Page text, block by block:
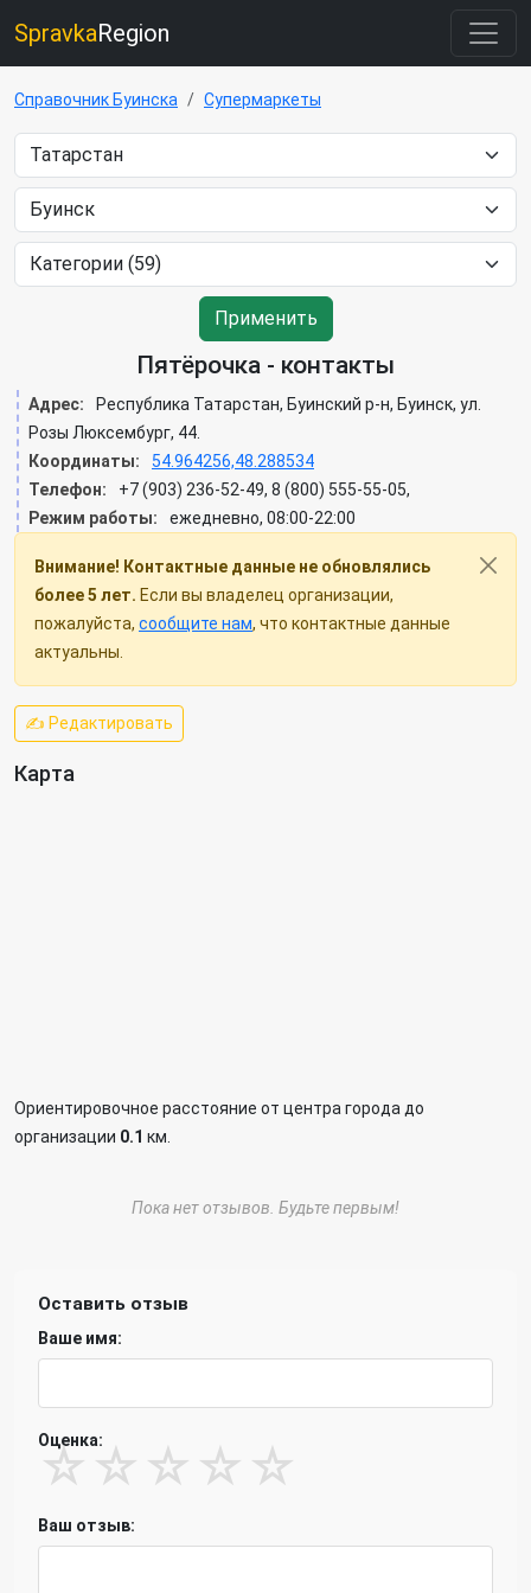
SpravkaRegion
Справочник Буинска Супермаркеты
Применить
Пятёрочка - контакты
Адрес:
Республика Татарстан, Буинский р-н, Буинск, ул.
Розы Люксембург, 44.
Координаты:
54.964256,48.288534
Телефон:
+7 (903) 236-52-49, 8 (800) 555-55-05,
Режим работы:
ежедневно, 08:00-22:00
Внимание! Контактные данные не обновлялись
более 5 лет. Если вы владелец организации,
пожалуйста, сообщите нам, что контактные данные
актуальны.
✍ Редактировать
Карта
Ориентировочное расстояние от центра города до
организации 0.1 км.
Пока нет отзывов. Будьте первым!
Оставить отзыв
Ваше имя:
Оценка:
☆ ☆ ☆ ☆ ☆
Ваш отзыв: